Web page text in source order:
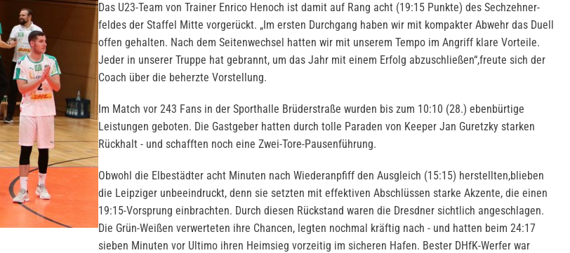
Das U23-Team von Trainer Enrico Henoch ist damit auf Rang acht (19:15 Punkte) des Sechzehner-
feldes der Staffel Mitte vorgerückt. „Im ersten Durchgang haben wir mit kompakter Abwehr das Duell
offen gehalten. Nach dem Seitenwechsel hatten wir mit unserem Tempo im Angriff klare Vorteile.
Jeder in unserer Truppe hat gebrannt, um das Jahr mit einem Erfolg abzuschließen“,freute sich der
Coach über die beherzte Vorstellung.
Im Match vor 243 Fans in der Sporthalle Brüderstraße wurden bis zum 10:10 (28.) ebenbürtige
Leistungen geboten. Die Gastgeber hatten durch tolle Paraden von Keeper Jan Guretzky starken
Rückhalt - und schafften noch eine Zwei-Tore-Pausenführung.
Obwohl die Elbestädter acht Minuten nach Wiederanpfiff den Ausgleich (15:15) herstellten,blieben
die Leipziger unbeeindruckt, denn sie setzten mit effektiven Abschlüssen starke Akzente, die einen
19:15-Vorsprung einbrachten. Durch diesen Rückstand waren die Dresdner sichtlich angeschlagen.
Die Grün-Weißen verwerteten ihre Chancen, legten nochmal kräftig nach - und hatten beim 24:17
sieben Minuten vor Ultimo ihren Heimsieg vorzeitig im sicheren Hafen. Bester DHfK-Werfer war